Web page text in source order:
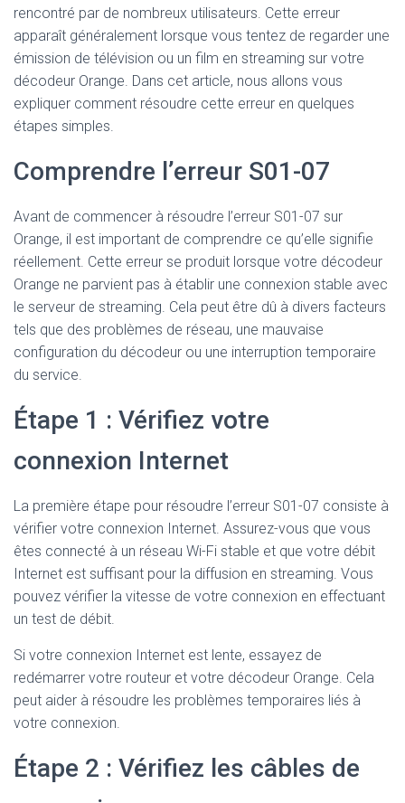
rencontré par de nombreux utilisateurs. Cette erreur
apparaît généralement lorsque vous tentez de regarder une
émission de télévision ou un film en streaming sur votre
décodeur Orange. Dans cet article, nous allons vous
expliquer comment résoudre cette erreur en quelques
étapes simples.
Comprendre l’erreur S01-07
Avant de commencer à résoudre l’erreur S01-07 sur
Orange, il est important de comprendre ce qu’elle signifie
réellement. Cette erreur se produit lorsque votre décodeur
Orange ne parvient pas à établir une connexion stable avec
le serveur de streaming. Cela peut être dû à divers facteurs
tels que des problèmes de réseau, une mauvaise
configuration du décodeur ou une interruption temporaire
du service.
Étape 1 : Vérifiez votre
connexion Internet
La première étape pour résoudre l’erreur S01-07 consiste à
vérifier votre connexion Internet. Assurez-vous que vous
êtes connecté à un réseau Wi-Fi stable et que votre débit
Internet est suffisant pour la diffusion en streaming. Vous
pouvez vérifier la vitesse de votre connexion en effectuant
un test de débit.
Si votre connexion Internet est lente, essayez de
redémarrer votre routeur et votre décodeur Orange. Cela
peut aider à résoudre les problèmes temporaires liés à
votre connexion.
Étape 2 : Vérifiez les câbles de